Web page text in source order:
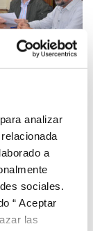
analizar
a
sociales.
“ Aceptar
las
del